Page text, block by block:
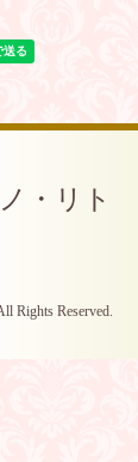
・リト
Rights Reserved.